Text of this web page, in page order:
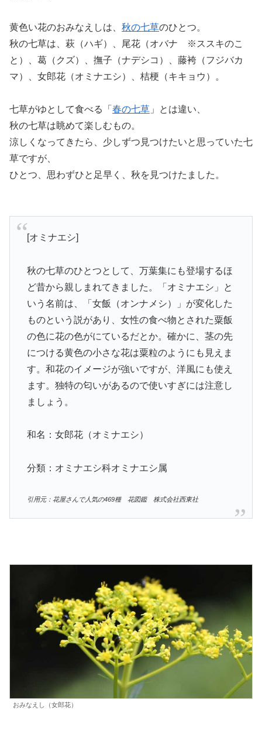
黄色い花のおみなえしは、 秋の七草のひとつ。
秋の七草は、萩（ハギ）、尾花（オバナ ※ススキのこ
と）、葛（クズ）、撫子（ナデシコ）、藤袴（フジバカ
マ）、女郎花（オミナエシ）、桔梗（キキョウ）。
七草がゆとして食べる「 春の七草 」とは違い、
秋の七草は眺めて楽しむもの。
涼しくなってきたら、少しずつ見つけたいと思っていた七
草ですが、
ひとつ、思わずひと足早く、秋を見つけたました。
[オミナエシ]
秋の七草のひとつとして、万葉集にも登場するほ
ど昔から親しまれてきました。「オミナエシ」と
いう名前は、「女飯（オンナメシ）」が変化した
ものという説があり、女性の食べ物とされた粟飯
の色に花の色がにているだとか。確かに、茎の先
につける黄色の小さな花は粟粒のようにも見えま
す。和花のイメージが強いですが、洋風にも使え
ます。独特の匂いがあるので使いすぎには注意し
ましょう。
和名：女郎花（オミナエシ）
分類：オミナエシ科オミナエシ属
引用元：花屋さんで人気の469種 花図鑑 株式会社西東社
おみなえし（女郎花）